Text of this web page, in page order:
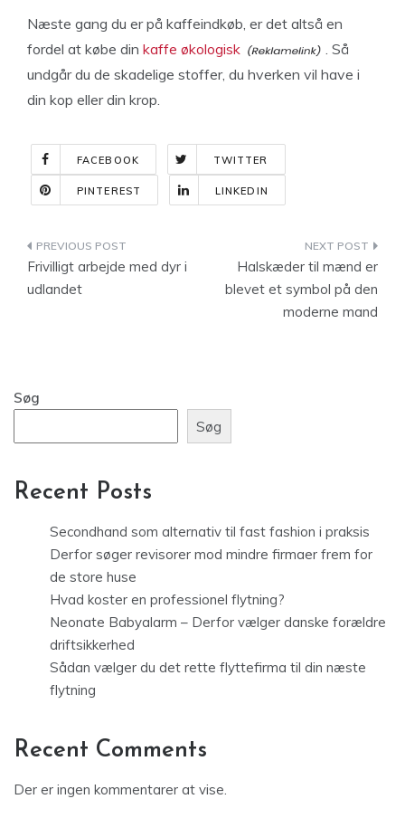
Næste gang du er på kaffeindkøb, er det altså en
fordel at købe din kaffe økologisk
. Så
undgår du de skadelige stoffer, du hverken vil have i
din kop eller din krop.
FACEBOOK TWITTER
PINTEREST LINKEDIN
Indlægsnavigation
Frivilligt arbejde med dyr i
udlandet
Halskæder til mænd er
blevet et symbol på den
moderne mand
Søg
Søg
Recent Posts
Secondhand som alternativ til fast fashion i praksis
Derfor søger revisorer mod mindre firmaer frem for
de store huse
Hvad koster en professionel flytning?
Neonate Babyalarm – Derfor vælger danske forældre
driftsikkerhed
Sådan vælger du det rette flyttefirma til din næste
flytning
Recent Comments
Der er ingen kommentarer at vise.